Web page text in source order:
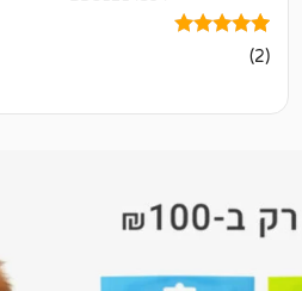
מדורגים
5.00
2(2)